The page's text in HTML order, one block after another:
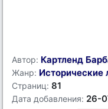
Автор: Картленд
Жанр:
Страниц: 81
Дата добавления: 26-